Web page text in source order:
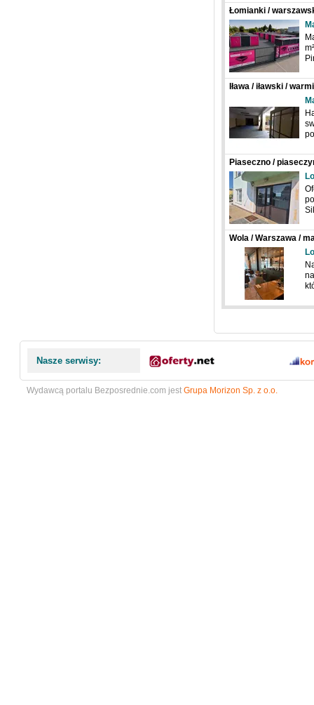
Łomianki /
Warszawska
Iława / iławski /
Skłodowskiej-Curie
Piaseczno /
Władysława
Wola / Warszawa /
Nasze serwisy:
Wydawcą portalu Bezposrednie.com jest Grupa Morizon Sp. z o.o.